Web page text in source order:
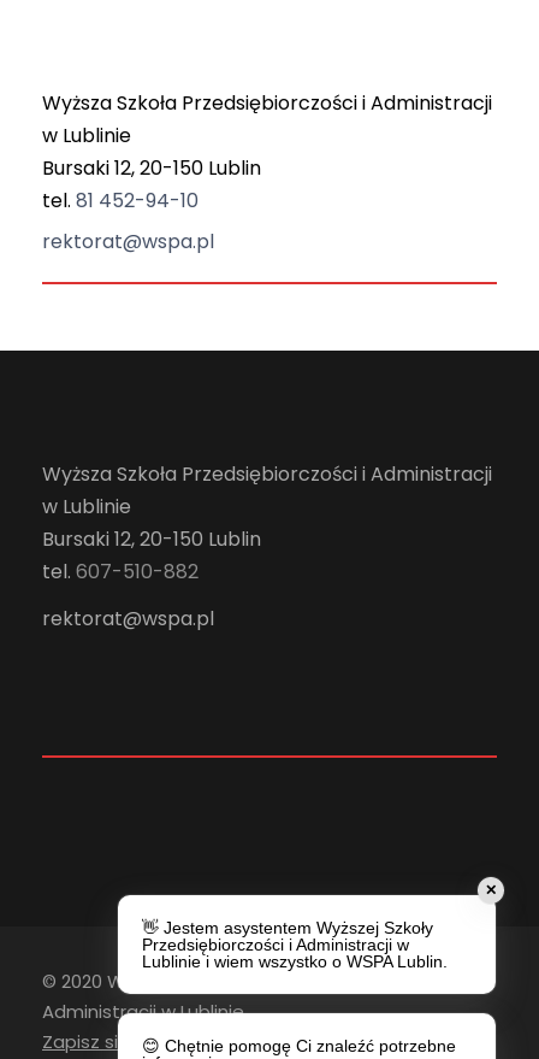
Wyższa Szkoła Przedsiębiorczości i Administracji
w Lublinie
Bursaki 12, 20-150 Lublin
tel. 81 452-94-10
rektorat@wspa.pl
Wyższa Szkoła Przedsiębiorczości i Administracji
w Lublinie
Bursaki 12, 20-150 Lublin
tel. 607-510-882
rektorat@wspa.pl
© 2020 Wyższa Szkoła Przedsiębiorczości i
Administracji w Lublinie
Zapisz się do newslettera
✕
👋 Jestem asystentem Wyższej Szkoły
Przedsiębiorczości i Administracji w
Lublinie i wiem wszystko o WSPA Lublin.
😊 Chętnie pomogę Ci znaleźć potrzebne